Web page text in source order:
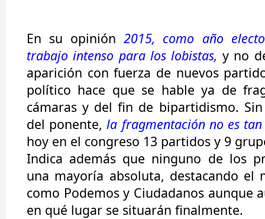
En su opinión2015, como año
trabajo intenso para los lobistas, y no
aparición con fuerza de nuevos
político hace que se hable ya de
cámaras y del fin de bipartidismo.
del ponente,la fragmentación no es tan
hoy en el congreso 13 partidos y 9
Indica además que ninguno de los
una mayoría absoluta, destacando el
como Podemos y Ciudadanos aunque
en qué lugar se situarán finalmente.